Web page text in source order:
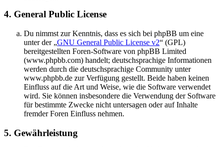
4. General Public License
Du nimmst zur Kenntnis, dass es sich bei phpBB um eine
unter der „GNU General Public License v2“ (GPL)
bereitgestellten Foren-Software von phpBB Limited
(www.phpbb.com) handelt; deutschsprachige Informationen
werden durch die deutschsprachige Community unter
www.phpbb.de zur Verfügung gestellt. Beide haben keinen
Einfluss auf die Art und Weise, wie die Software verwendet
wird. Sie können insbesondere die Verwendung der Software
für bestimmte Zwecke nicht untersagen oder auf Inhalte
fremder Foren Einfluss nehmen.
5. Gewährleistung